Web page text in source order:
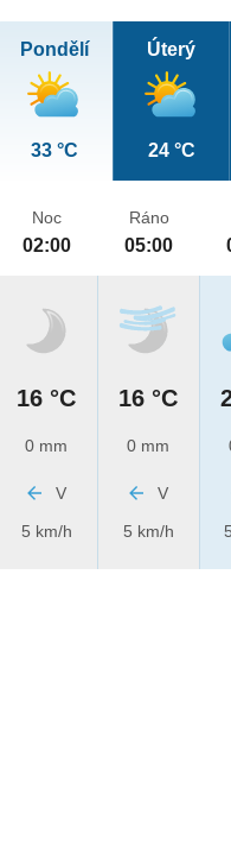
Pondělí
33 °C
Úterý
24 °C
Noc
02:00
16 °C
0 mm
V
5 km/h
Ráno
05:00
16 °C
0 mm
V
5 km/h